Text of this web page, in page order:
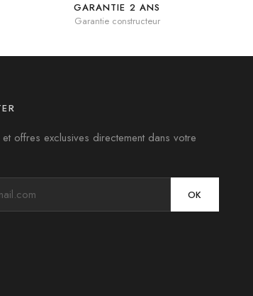
GARANTIE 2 ANS
Garantie constructeur
et offres exclusives directement dans votre
OK